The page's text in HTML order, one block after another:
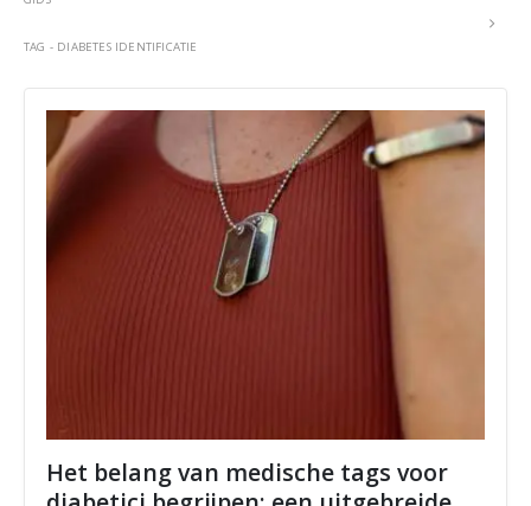
TAG - DIABETES IDENTIFICATIE
Het belang van medische tags voor